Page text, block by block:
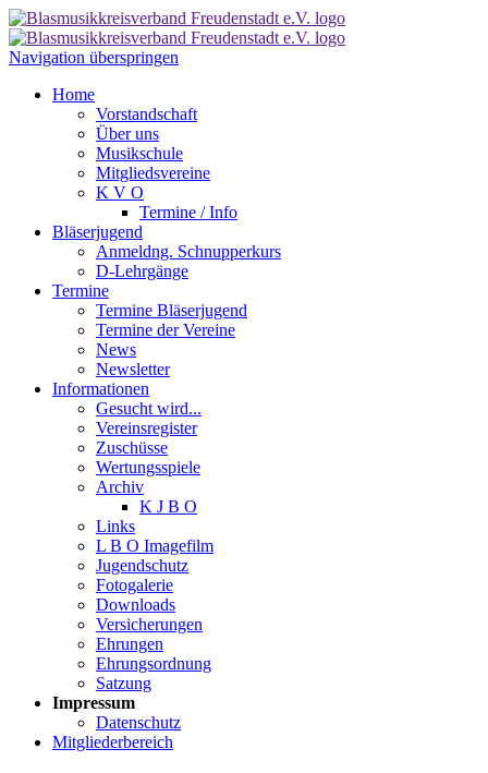
Navigation überspringen
Home
Vorstandschaft
Über uns
Musikschule
Mitgliedsvereine
K V O
Termine / Info
Bläserjugend
Anmeldng. Schnupperkurs
D-Lehrgänge
Termine
Termine Bläserjugend
Termine der Vereine
News
Newsletter
Informationen
Gesucht wird...
Vereinsregister
Zuschüsse
Wertungsspiele
Archiv
K J B O
Links
L B O Imagefilm
Jugendschutz
Fotogalerie
Downloads
Versicherungen
Ehrungen
Ehrungsordnung
Satzung
Impressum
Datenschutz
Mitgliederbereich